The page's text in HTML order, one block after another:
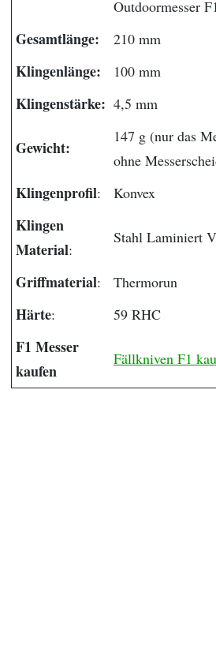
Outdoormesser
Gesamtlänge: 210 mm
Klingenlänge: 100 mm
Klingenstärke: 4,5 mm
Gewicht:
147 g (nur das
ohne
Klingenprofil: Konvex
Klingen
Material:
Stahl Laminiert
Griffmaterial: Thermorun
Härte: 59 RHC
F1 Messer
kaufen
Fällkniven F1